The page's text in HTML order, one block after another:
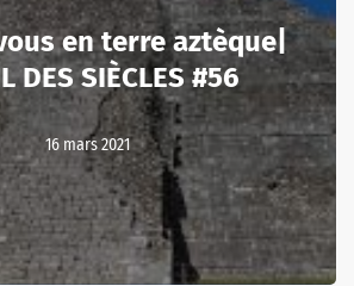
en terre aztèque|
DES SIÈCLES #56
16 mars 2021